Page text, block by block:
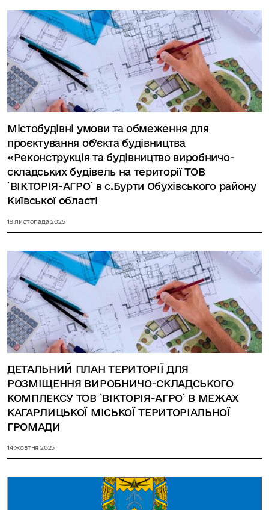
Містобудівні умови та обмеження для
проєктування об’єкта будівництва
«Реконструкція та будівництво виробничо-
складських будівель на території ТОВ
`ВІКТОРІЯ-АГРО` в с.Бурти Обухівського району
Київської області
19 листопада 2025
ДЕТАЛЬНИЙ ПЛАН ТЕРИТОРІЇ ДЛЯ
РОЗМІЩЕННЯ ВИРОБНИЧО-СКЛАДСЬКОГО
КОМПЛЕКСУ ТОВ `ВІКТОРІЯ-АГРО` В МЕЖАХ
КАГАРЛИЦЬКОЇ МІСЬКОЇ ТЕРИТОРІАЛЬНОЇ
ГРОМАДИ
14 жовтня 2025